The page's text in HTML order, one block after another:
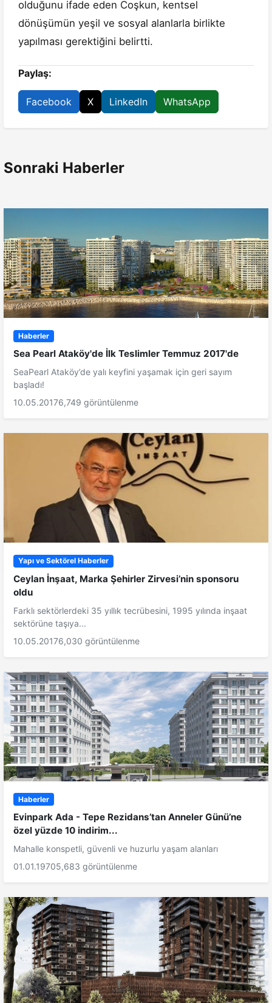
olduğunu ifade eden Coşkun, kentsel
dönüşümün yeşil ve sosyal alanlarla birlikte
yapılması gerektiğini belirtti.
Paylaş:
Facebook X LinkedIn WhatsApp
Sonraki Haberler
Haberler
Sea Pearl Ataköy'de İlk Teslimler Temmuz 2017'de
SeaPearl Ataköy’de yalı keyfini yaşamak için geri sayım
başladı!
10.05.20176,749 görüntülenme
Yapı ve Sektörel Haberler
Ceylan İnşaat, Marka Şehirler Zirvesi’nin sponsoru
oldu
Farklı sektörlerdeki 35 yıllık tecrübesini, 1995 yılında inşaat
sektörüne taşıya...
10.05.20176,030 görüntülenme
Haberler
Evinpark Ada - Tepe Rezidans’tan Anneler Günü’ne
özel yüzde 10 indirim...
Mahalle konspetli, güvenli ve huzurlu yaşam alanları
01.01.19705,683 görüntülenme